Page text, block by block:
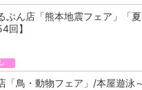
ぶん店「熊本地震フェア」「
回】
「鳥・動物フェア」/本屋遊泳